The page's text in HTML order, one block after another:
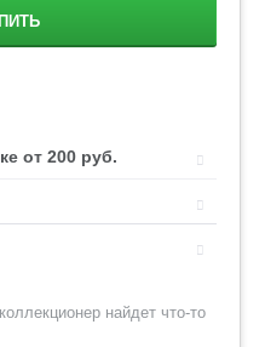
от 200 руб.
найдет что-то